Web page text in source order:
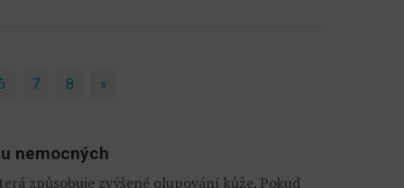
7 8 »
nemocných
způsobuje zvýšené olupování kůže. Pokud